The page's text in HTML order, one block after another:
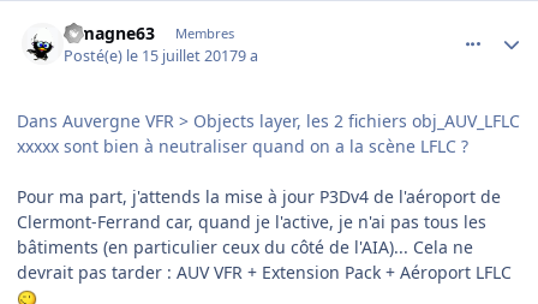
Limagne63 Membres
Posté(e) le 15 juillet 20179 a
Dans Auvergne VFR > Objects layer, les 2 fichiers obj_AUV_LFLC
xxxxx sont bien à neutraliser quand on a la scène LFLC ?
Pour ma part, j'attends la mise à jour P3Dv4 de l'aéroport de
Clermont-Ferrand car, quand je l'active, je n'ai pas tous les
bâtiments (en particulier ceux du côté de l'AIA)... Cela ne
devrait pas tarder : AUV VFR + Extension Pack + Aéroport LFLC